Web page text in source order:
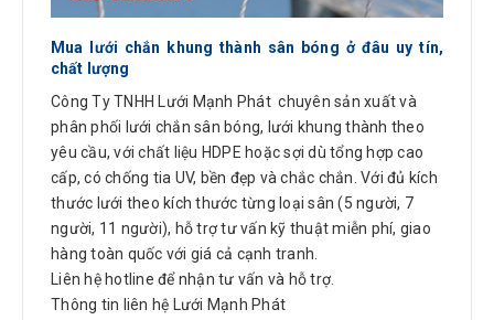
Mua lưới chắn khung thành sân bóng ở đâu uy tín,
chất lượng
Công Ty TNHH Lưới Mạnh Phát chuyên sản xuất và
phân phối lưới chắn sân bóng, lưới khung thành theo
yêu cầu, với chất liệu HDPE hoặc sợi dù tổng hợp cao
cấp, có chống tia UV, bền đẹp và chắc chắn. Với đủ kích
thước lưới theo kích thước từng loại sân (5 người, 7
người, 11 người), hỗ trợ tư vấn kỹ thuật miễn phí, giao
hàng toàn quốc với giá cả cạnh tranh.
Liên hệ hotline để nhận tư vấn và hỗ trợ.
Thông tin liên hệ Lưới Mạnh Phát